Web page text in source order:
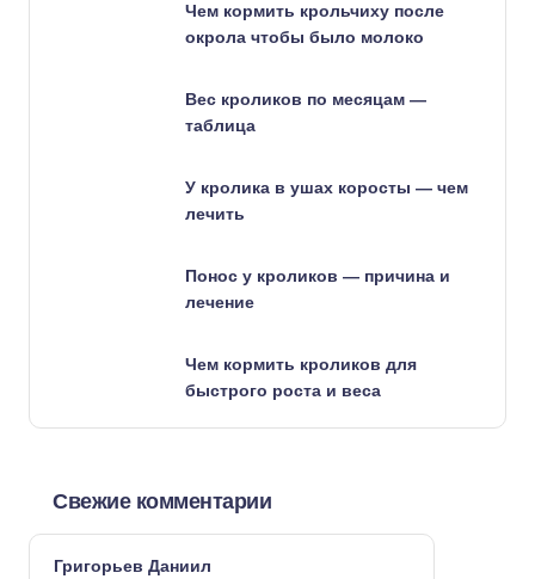
Чем кормить крольчиху после
окрола чтобы было молоко
Вес кроликов по месяцам —
таблица
У кролика в ушах коросты — чем
лечить
Понос у кроликов — причина и
лечение
Чем кормить кроликов для
быстрого роста и веса
Свежие комментарии
Григорьев Даниил